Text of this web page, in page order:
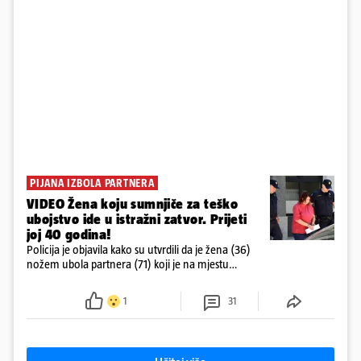
PIJANA IZBOLA PARTNERA
VIDEO Žena koju sumnjiče za teško
ubojstvo ide u istražni zatvor. Prijeti
joj 40 godina!
Policija je objavila kako su utvrdili da je žena (36)
nožem ubola partnera (71) koji je na mjestu
ispitali i poslali u istražni zatvor
1 31